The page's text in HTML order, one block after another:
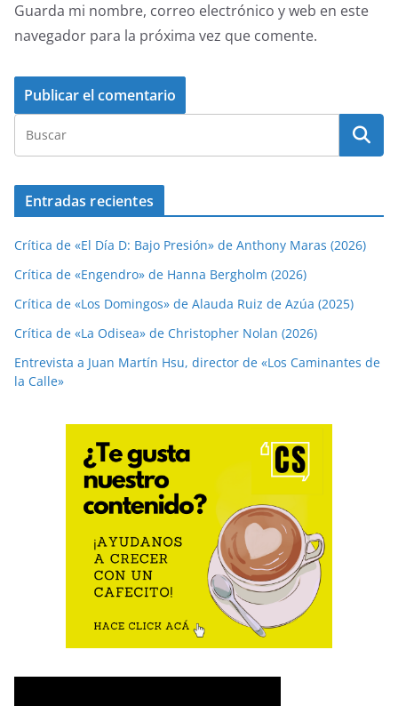
Guarda mi nombre, correo electrónico y web en este
navegador para la próxima vez que comente.
Entradas recientes
Crítica de «El Día D: Bajo Presión» de Anthony Maras (2026)
Crítica de «Engendro» de Hanna Bergholm (2026)
Crítica de «Los Domingos» de Alauda Ruiz de Azúa (2025)
Crítica de «La Odisea» de Christopher Nolan (2026)
Entrevista a Juan Martín Hsu, director de «Los Caminantes de
la Calle»